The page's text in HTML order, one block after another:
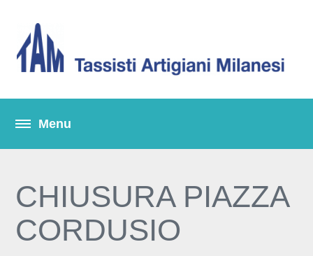
CHIUSURA PIAZZA
CORDUSIO